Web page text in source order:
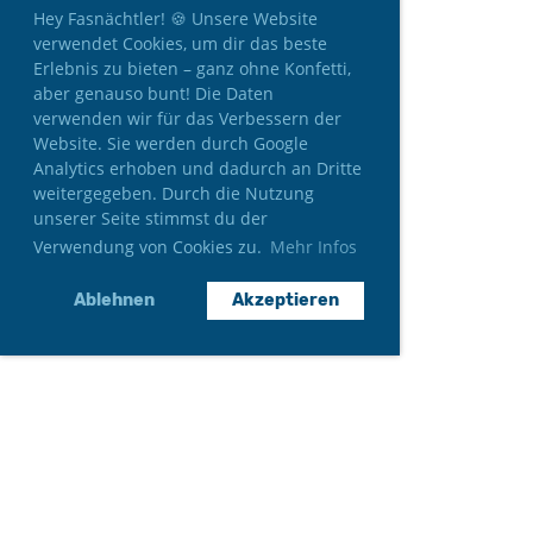
Hey Fasnächtler! 🍪 Unsere Website
verwendet Cookies, um dir das beste
Erlebnis zu bieten – ganz ohne Konfetti,
aber genauso bunt! Die Daten
verwenden wir für das Verbessern der
Website. Sie werden durch Google
Analytics erhoben und dadurch an Dritte
weitergegeben. Durch die Nutzung
unserer Seite stimmst du der
Verwendung von Cookies zu. Mehr Infos
Ablehnen Akzeptieren